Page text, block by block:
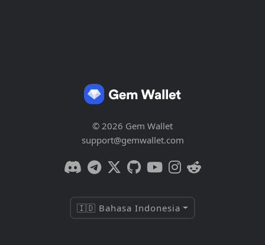
© 2026 Gem Wallet
support@gemwallet.com
🇮🇩 Bahasa Indonesia